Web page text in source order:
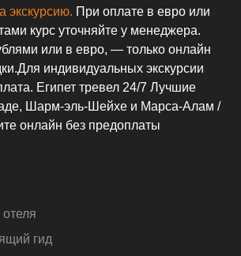
экскурсию. При оплате в евро или
курс уточняйте у менеджера.
или в евро, — только онлайн
индивидуальных экскурсии
Египет тревел 24/7 Лучшие
Шарм-эль-Шейхе и Марса-Алам /
онлайн без предоплаты
гид️